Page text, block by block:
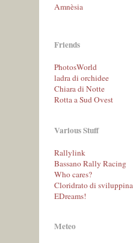
Amnèsia
Friends
PhotosWorld
ladra di orchidee
Chiara di Notte
Rotta a Sud Ovest
Various Stuff
Rallylink
Bassano Rally Racing
Who cares?
Cloridrato di sviluppina
EDreams!
Meteo